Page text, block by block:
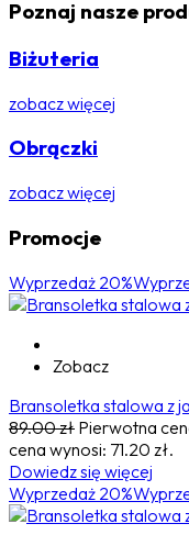
Poznaj nasze
Biżuteria
zobacz więcej
Obrączki
zobacz więcej
Promocje
Wyprzedaż 20%
Zobacz
Bransoletka stalowa z
89.00zł Pierwotna
cena wynosi: 71.20 zł.
Dowiedz się więcej
Wyprzedaż 20%